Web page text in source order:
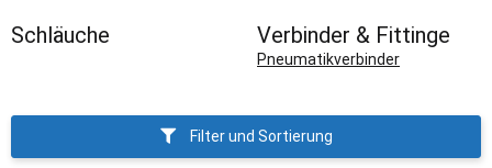
Schläuche Verbinder & Fittinge
Pneumatikverbinder
Filter und Sortierung